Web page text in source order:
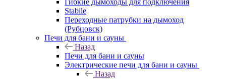
Гибкие дымоходы для подключения
Stabile
Переходные патрубки на дымоход
(Рубцовск)
Печи для бани и сауны
Назад
Печи для бани и сауны
Электрические печи для бани и сауны
Назад